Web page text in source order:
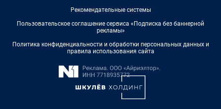
Рекомендательные системы
Пользовательское соглашение сервиса «Подписка без баннерной
рекламы»
Политика конфиденциальности и обработки персональных данных и
правила использования сайта